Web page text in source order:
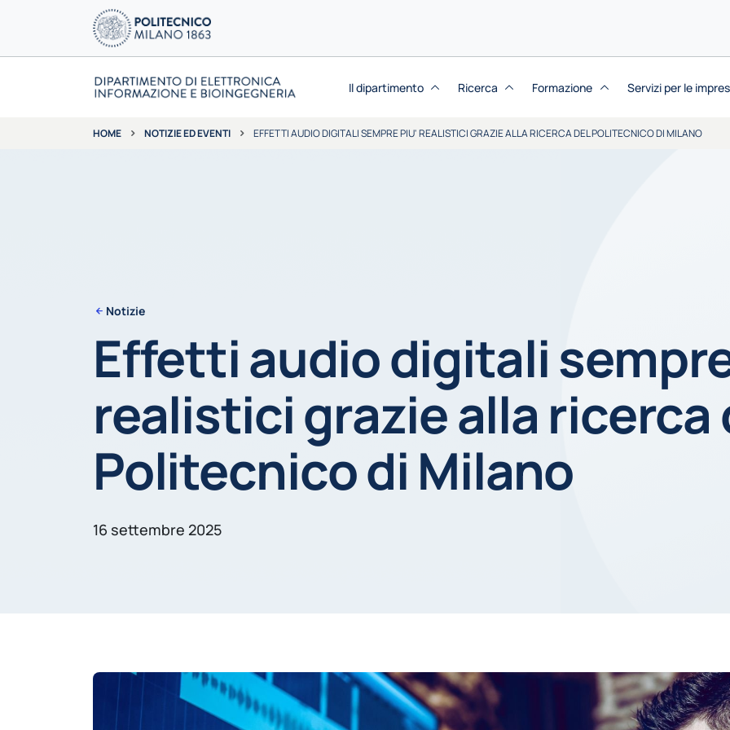
Il dipartimento Ricerca Formazione Servizi per le
HOME NOTIZIE ED EVENTI EFFETTI AUDIO DIGITALI SEMPRE PIU' REALISTICI GRAZIE ALLA RICERCA DEL POLITECNICO DI MILANO
Notizie
Effetti audio digitali
realistici grazie alla ricerca
Politecnico di Milano
16 settembre 2025